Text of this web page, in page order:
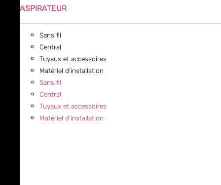
ASPIRATEUR
Sans fil
Central
Tuyaux et accessoires
Matériel d’installation
Sans fil
Central
Tuyaux et accessoires
Matériel d’installation